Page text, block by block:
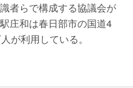
者らで構成する協議会が
庄和は春日部市の国道4
が利用している。